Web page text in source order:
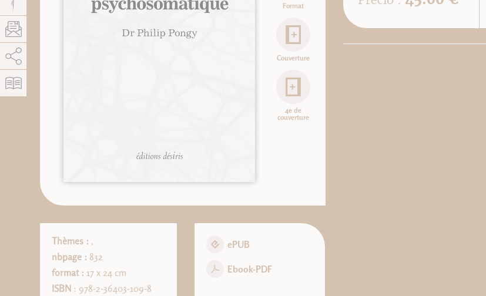
Format
Couverture
4e de
couverture
Thèmes : ,
nbpage : 832
format : 17 x 24 cm
ISBN : 978-2-36403-109-8
ePUB
Ebook-PDF